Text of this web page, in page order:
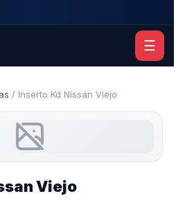
☰
/ Inserto Kd Nissan Viejo
Viejo